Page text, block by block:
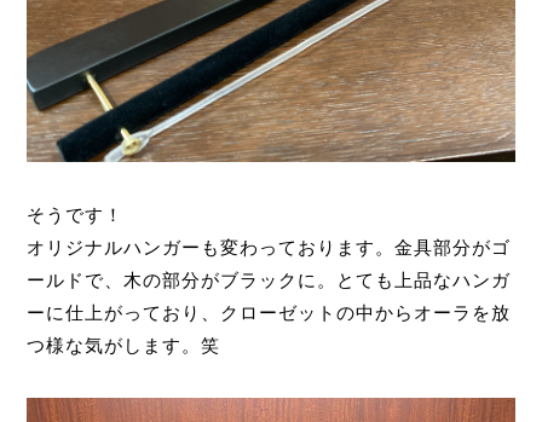
そうです！
オリジナルハンガーも変わっております。金具部分がゴ
ールドで、木の部分がブラックに。とても上品なハンガ
ーに仕上がっており、クローゼットの中からオーラを放
つ様な気がします。笑